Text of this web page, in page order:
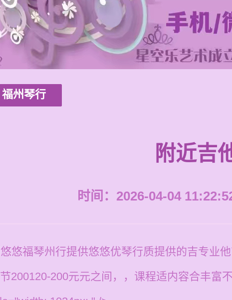
福州琴行
附近吉
时间：2026-04-04
悠福琴州行提供悠悠优琴行质提供的吉专业
200120-200元元之间，，课程适内容合丰富